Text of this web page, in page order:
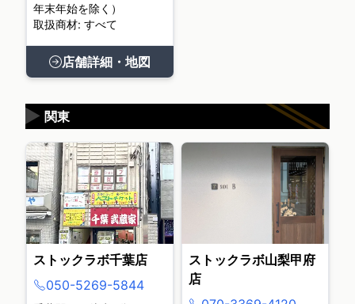
年末年始を除く）
取扱商材: すべて
店舗詳細・地図
関東
▶
ストックラボ千葉店
050-5269-5844
ストックラボ山梨甲府
店